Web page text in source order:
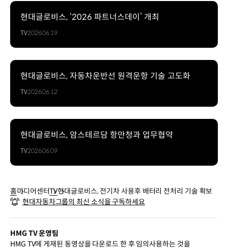
현대글로비스, ‘2026 파트너스데이’ 개최
TV2026.06.19
현대글로비스, 자동차운반선 원격운항 기술 고도화
TV2026.06.12
현대글로비스, 암스테르담 항만청과 업무협약
TV2026.06.09
홈미디어센터TV현대글로비스, 전기차 사용후 배터리 전처리 기술 확보
현대자동차그룹의 최신 소식을 구독하세요
HMG TV 운영팀
HMG TV에 게재된 동영상을 다운로드 한 후 임의사용하는 것을